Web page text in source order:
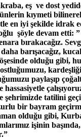
eş ve dost
kıymeti
en iyi şekilde idrak
şöyle devam etti: ”
bırakacağız.
barışacağız,
olduğu gibi,
paylaşıp
şehrimizde tatilini
bir bayram
olduğu gibi,
işinin başında,